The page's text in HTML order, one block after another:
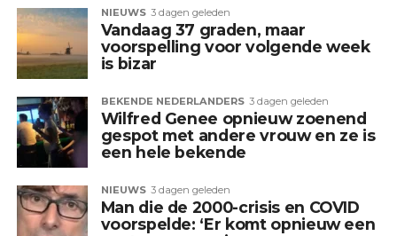
NIEUWS 3 dagen geleden
Vandaag 37 graden, maar
voorspelling voor volgende week
is bizar
BEKENDE NEDERLANDERS 3 dagen geleden
Wilfred Genee opnieuw zoenend
gespot met andere vrouw en ze is
een hele bekende
NIEUWS 3 dagen geleden
Man die de 2000-crisis en COVID
voorspelde: ‘Er komt opnieuw een